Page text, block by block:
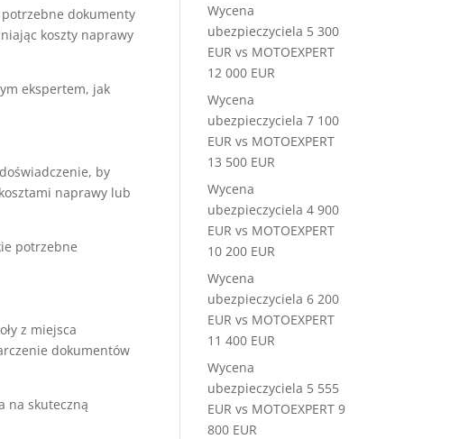
dokumenty
koszty naprawy
ekspertem, jak
by
naprawy lub
potrzebne
z miejsca
dokumentów
na skuteczną
Wycena
ubezpieczyciela 5 300
EUR vs MOTOEXPERT
12 000 EUR
Wycena
ubezpieczyciela 7 100
EUR vs MOTOEXPERT
13 500 EUR
Wycena
ubezpieczyciela 4 900
EUR vs MOTOEXPERT
10 200 EUR
Wycena
ubezpieczyciela 6 200
EUR vs MOTOEXPERT
11 400 EUR
Wycena
ubezpieczyciela 5 555
EUR vs MOTOEXPERT 9
800 EUR